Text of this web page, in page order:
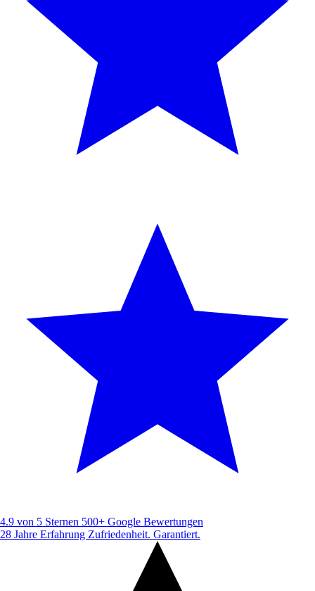
4.9 von 5 Sternen 500+ Google Bewertungen
28 Jahre Erfahrung Zufriedenheit. Garantiert.